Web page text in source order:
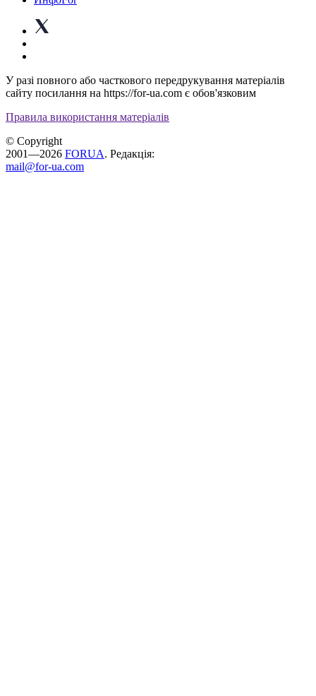
У разі повного або часткового передрукування матеріалів
сайту посилання на https://for-ua.com є обов'язковим
Правила використання матеріалів
© Copyright
2001—2026 FORUA. Редакція:
mail@for-ua.com